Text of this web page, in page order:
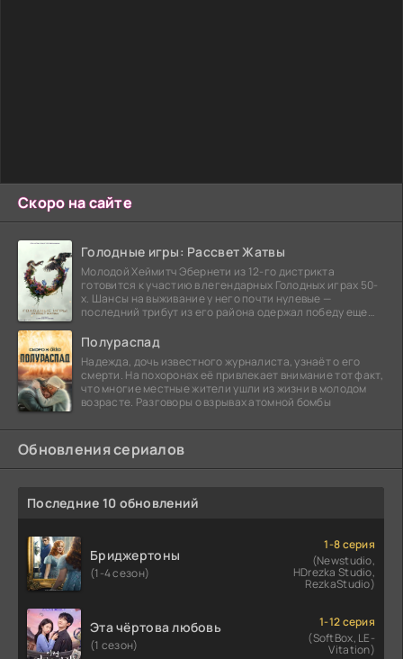
Скоро на сайте
Голодные игры: Рассвет Жатвы
Молодой Хеймитч Эбернети из 12-го дистрикта
готовится к участию в легендарных Голодных играх 50-
х. Шансы на выживание у него почти нулевые —
последний трибут из его района одержал победу еще
Полураспад
Надежда, дочь известного журналиста, узнаёт о его
смерти. На похоронах её привлекает внимание тот факт,
что многие местные жители ушли из жизни в молодом
возрасте. Разговоры о взрывах атомной бомбы
Обновления сериалов
Последние 10 обновлений
Бриджертоны
(1-4 сезон)
1-8 серия
(Newstudio,
HDrezka Studio,
RezkaStudio)
Эта чёртова любовь
(1 сезон)
1-12 серия
(SoftBox, LE-
Vitation)